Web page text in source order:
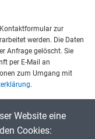
zur
werden. Die Daten
Anfrage gelöscht. Sie
per E-Mail an
zum Umgang mit
.
Website eine
Cookies: